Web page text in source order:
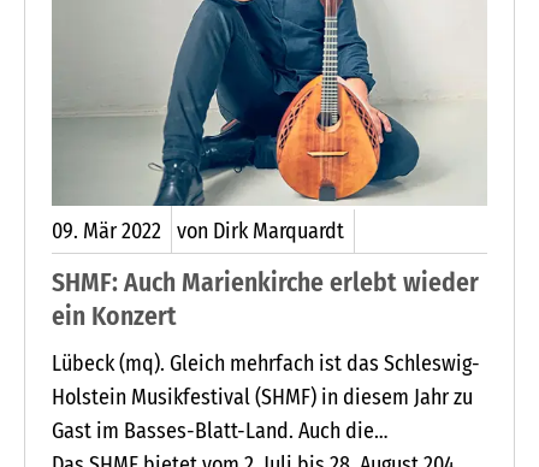
09. Mär2022 von Dirk Marquardt
SHMF: Auch Marienkirche erlebt wieder
ein Konzert
Lübeck (mq). Gleich mehrfach ist das Schleswig-
Holstein Musikfestival (SHMF) in diesem Jahr zu
Gast im Basses-Blatt-Land. Auch die